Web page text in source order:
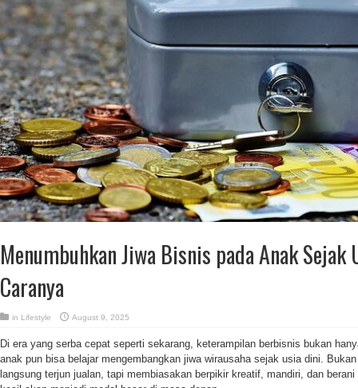
Menumbuhkan Jiwa Bisnis pada Anak
Caranya
in Lifestyle August 9, 2025
Di era yang serba cepat seperti sekarang, keterampilan berbisnis bukan
anak pun bisa belajar mengembangkan jiwa wirausaha sejak usia dini.
langsung terjun jualan, tapi membiasakan berpikir kreatif, mandiri, dan